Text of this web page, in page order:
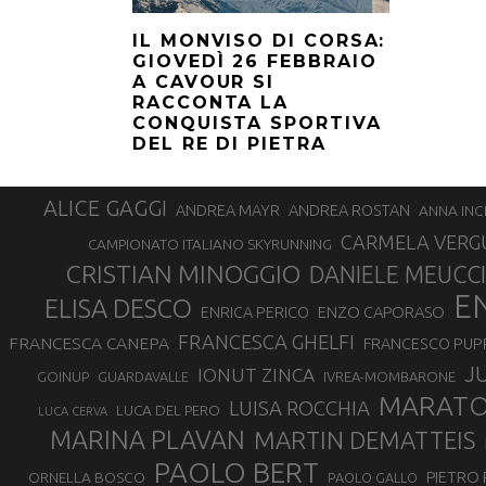
IL MONVISO DI CORSA:
GIOVEDÌ 26 FEBBRAIO
A CAVOUR SI
RACCONTA LA
CONQUISTA SPORTIVA
DEL RE DI PIETRA
ALICE GAGGI ANDREA MAYR ANDREA ROSTAN ANNA
CAMPIONATO ITALIANO SKYRUNNING CARMELA
CRISTIAN MINOGGIO DANIELE MEUCCI
ELISA DESCO ENRICA PERICO ENZO CAPORASO
FRANCESCA CANEPA FRANCESCA GHELFI FRANCESCO
GOINUP GUARDAVALLE IONUT ZINCA IVREA-MOMBARONE
LUCA CERVA LUCA DEL PERO LUISA ROCCHIA
MARINA PLAVAN MARTIN DEMATTEIS
ORNELLA BOSCO PAOLO BERT PAOLO GALLO PIETRO